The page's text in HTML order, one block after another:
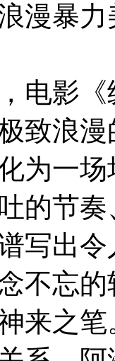
漫暴
电影
致浪
为一
的节
写出
不忘
来之